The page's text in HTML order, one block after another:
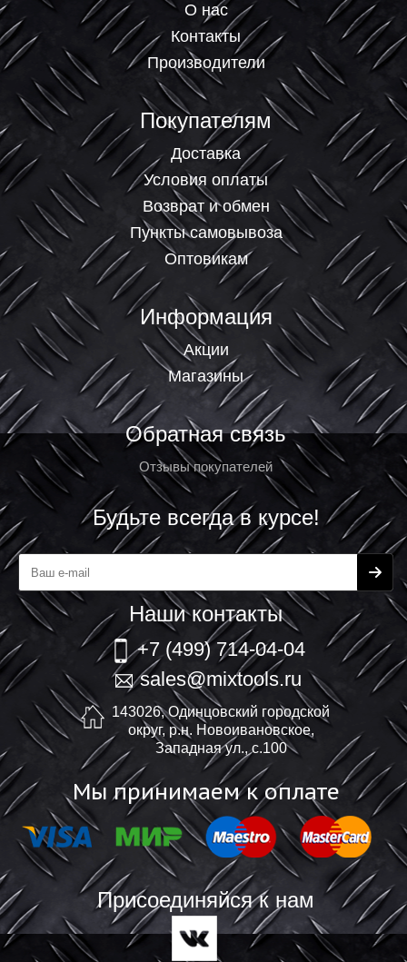
О нас
Контакты
Производители
Покупателям
Доставка
Условия оплаты
Возврат и обмен
Пункты самовывоза
Оптовикам
Информация
Акции
Магазины
Обратная связь
Отзывы покупателей
Будьте всегда в курсе!
Наши контакты
+7 (499) 714-04-04
sales@mixtools.ru
143026, Одинцовский городской
округ, р.н. Новоивановское,
Западная ул., с.100
Мы принимаем к оплате
Присоединяйся к нам